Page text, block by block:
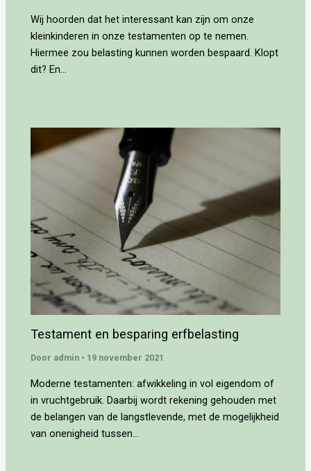
Wij hoorden dat het interessant kan zijn om onze
kleinkinderen in onze testamenten op te nemen.
Hiermee zou belasting kunnen worden bespaard. Klopt
dit? En…
Testament en besparing erfbelasting
Door admin • 19 november 2021
Moderne testamenten: afwikkeling in vol eigendom of
in vruchtgebruik. Daarbij wordt rekening gehouden met
de belangen van de langstlevende, met de mogelijkheid
van onenigheid tussen…